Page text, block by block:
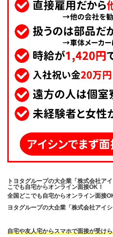
トヨタグループの大企業「株式会社ア
こでも自宅からオンライン面接OK！
全国どこでも自宅からオンライン面接
ヨタグループの大企業「株式会社アイ
自宅や友人宅からスマホで面接が受け